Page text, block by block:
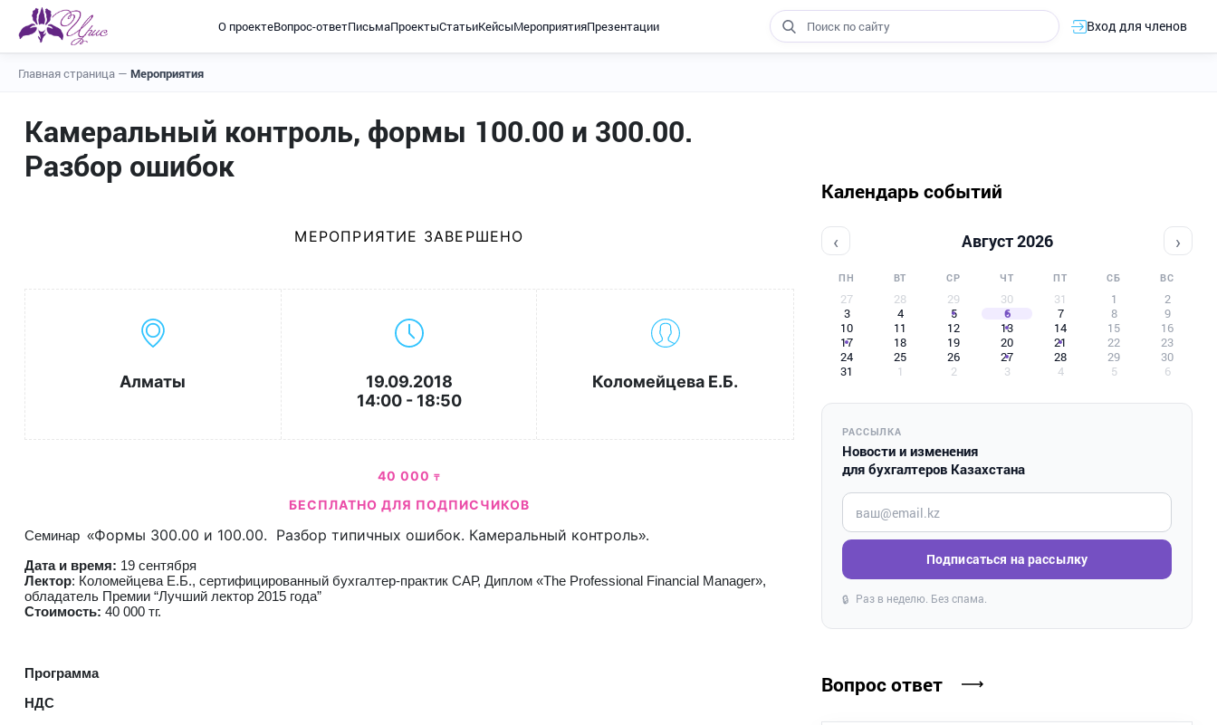
О проектеВопрос-ответПисьмаПроектыСтатьиКейсыМероприятияПрезентации Вход для членов
Главная страница — Мероприятия
Камеральный контроль, формы 100.00 и 300.00.
Разбор ошибок
МЕРОПРИЯТИЕ ЗАВЕРШЕНО
Алматы
19.09.2018
14:00 - 18:50
Коломейцева Е.Б.
40 000 ₸
БЕСПЛАТНО ДЛЯ ПОДПИСЧИКОВ
Семинар «Формы 300.00 и 100.00. Разбор типичных ошибок. Камеральный контроль».
Дата и время: 19 сентября
Лектор: Коломейцева Е.Б., сертифицированный бухгалтер-практик САР, Диплом «The Professional Financial Manager»,
обладатель Премии “Лучший лектор 2015 года”
Стоимость: 40 000 тг.
Программа
НДС
Календарь событий
‹ Август 2026 ›
ПН ВТ СР ЧТ ПТ СБ ВС
27 28 29 30 31 1
2
3
4 5 6 7 8
9
10
11 12 13 14 15
16
17
18 19 20 21 22
23
24
25 26 27 28 29
30
31
1 2 3 4 5 6
РАССЫЛКА
Новости и изменения
для бухгалтеров Казахстана
Введите ваш e-mail
Подписаться на рассылку
🔒 Раз в неделю. Без спама.
Вопрос ответ